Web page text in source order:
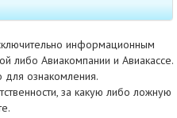
информационным
либо Авиакомпании и Авиакассе.
ознакомления.
за какую либо ложную